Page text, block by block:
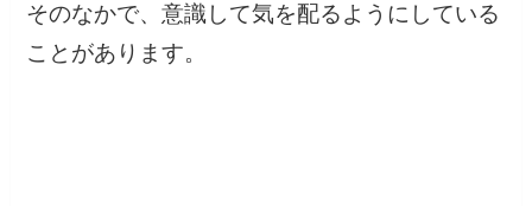
そのなかで、意識して気を配るようにしている
ことがあります。